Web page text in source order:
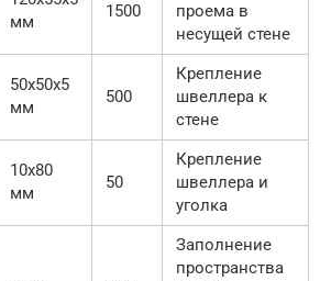
мм
1500
проема в
несущей стене
50х50х5
мм
500
Крепление
швеллера к
стене
10х80
мм
50
Крепление
швеллера и
уголка
Заполнение
пространства